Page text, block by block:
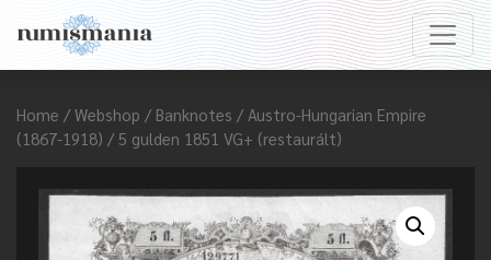
Home / Webshop / Banknotes / Austro-Hungarian Empire
(1867-1918) / 5 gulden 1851 VG+ (restaurált)